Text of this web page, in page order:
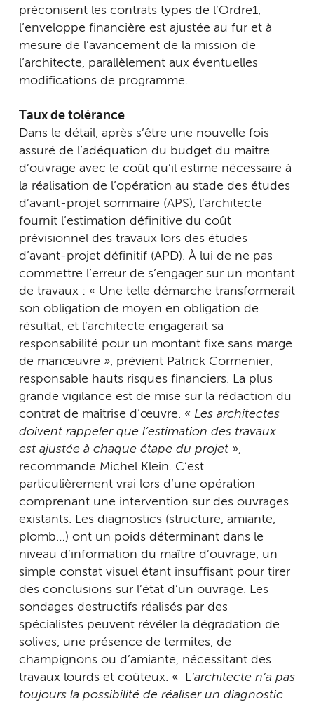
préconisent les contrats types de l’Ordre1,
l’enveloppe financière est ajustée au fur et à
mesure de l’avancement de la mission de
l’architecte, parallèlement aux éventuelles
modifications de programme.
Taux de tolérance
Dans le détail, après s’être une nouvelle fois
assuré de l’adéquation du budget du maître
d’ouvrage avec le coût qu’il estime nécessaire à
la réalisation de l’opération au stade des études
d’avant-projet sommaire (APS), l’architecte
fournit l’estimation définitive du coût
prévisionnel des travaux lors des études
d’avant-projet définitif (APD). À lui de ne pas
commettre l’erreur de s’engager sur un montant
de travaux : « Une telle démarche transformerait
son obligation de moyen en obligation de
résultat, et l’architecte engagerait sa
responsabilité pour un montant fixe sans marge
de manœuvre », prévient Patrick Cormenier,
responsable hauts risques financiers. La plus
grande vigilance est de mise sur la rédaction du
contrat de maîtrise d’œuvre. « Les architectes
doivent rappeler que l’estimation des travaux
est ajustée à chaque étape du projet »,
recommande Michel Klein. C’est
particulièrement vrai lors d’une opération
comprenant une intervention sur des ouvrages
existants. Les diagnostics (structure, amiante,
plomb…) ont un poids déterminant dans le
niveau d’information du maître d’ouvrage, un
simple constat visuel étant insuffisant pour tirer
des conclusions sur l’état d’un ouvrage. Les
sondages destructifs réalisés par des
spécialistes peuvent révéler la dégradation de
solives, une présence de termites, de
champignons ou d’amiante, nécessitant des
travaux lourds et coûteux. « L
’architecte n’a pas
toujours la possibilité de réaliser un diagnostic